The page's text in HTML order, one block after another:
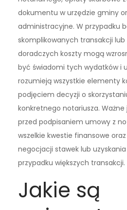
dokumentu w urzędzie gminy
administracyjne. W przypadku
skomplikowanych transakcji
doradczych koszty mogą
być świadomi tych wydatków i
rozumieją wszystkie elementy
podjęciem decyzji o
konkretnego notariusza.
przed podpisaniem umowy z
wszelkie kwestie finansowe
negocjacji stawek lub
przypadku większych transakcji.
Jakie są